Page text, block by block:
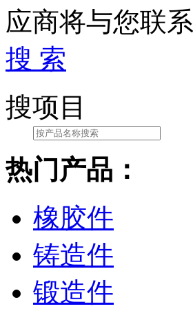
应商将与您联系
搜 索
搜项目
热门产品：
橡胶件
铸造件
锻造件